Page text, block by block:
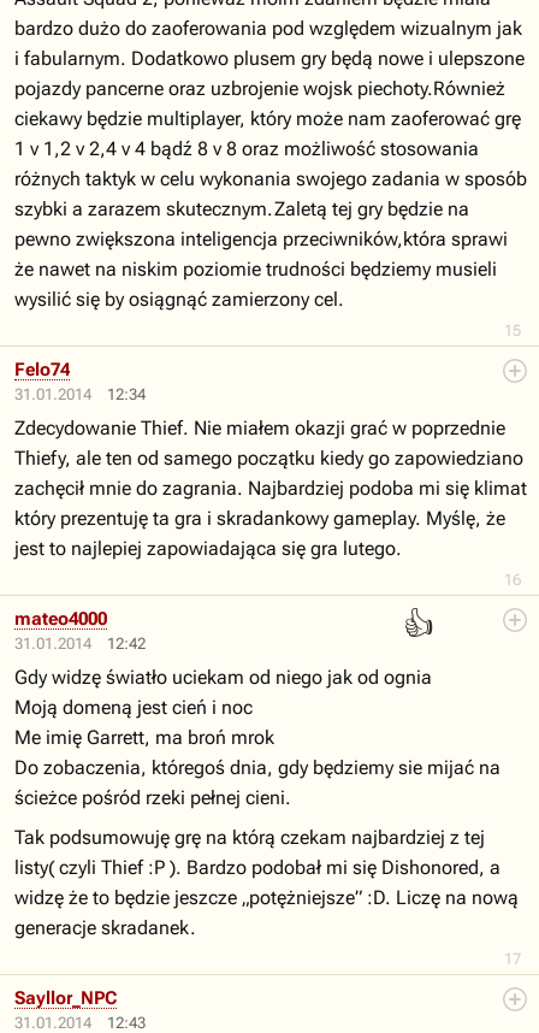
15
bardzo dużo do zaoferowania pod względem wizualnym jak
i fabularnym. Dodatkowo plusem gry będą nowe i ulepszone
pojazdy pancerne oraz uzbrojenie wojsk piechoty.Również
ciekawy będzie multiplayer, który może nam zaoferować grę
1 v 1,2 v 2,4 v 4 bądź 8 v 8 oraz możliwość stosowania
różnych taktyk w celu wykonania swojego zadania w sposób
szybki a zarazem skutecznym.Zaletą tej gry będzie na
pewno zwiększona inteligencja przeciwników,która sprawi
że nawet na niskim poziomie trudności będziemy musieli
wysilić się by osiągnąć zamierzony cel.
31.01.2014 12:34
16
Felo74
Zdecydowanie Thief. Nie miałem okazji grać w poprzednie
Thiefy, ale ten od samego początku kiedy go zapowiedziano
zachęcił mnie do zagrania. Najbardziej podoba mi się klimat
który prezentuję ta gra i skradankowy gameplay. Myślę, że
jest to najlepiej zapowiadająca się gra lutego.
31.01.2014 12:42
👍
17
mateo4000
Gdy widzę światło uciekam od niego jak od ognia
Moją domeną jest cień i noc
Me imię Garrett, ma broń mrok
Do zobaczenia, któregoś dnia, gdy będziemy sie mijać na
ścieżce pośród rzeki pełnej cieni.
Tak podsumowuję grę na którą czekam najbardziej z tej
listy( czyli Thief :P ). Bardzo podobał mi się Dishonored, a
widzę że to będzie jeszcze „potężniejsze” :D. Liczę na nową
generacje skradanek.
31.01.2014 12:43
Sayllor_NPC